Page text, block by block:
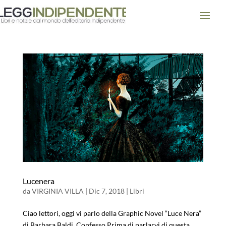
Lucenera
daVIRGINIA VILLA | Dic 7, 2018| Libri
Ciao lettori, oggi vi parlo della Graphic Novel “Luce Nera”